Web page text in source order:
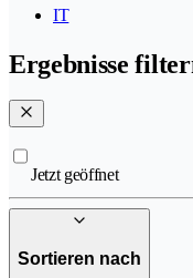
IT
Ergebnisse
Jetzt geöffnet
Sortieren nach